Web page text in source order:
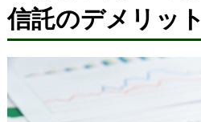
信託のデメリット